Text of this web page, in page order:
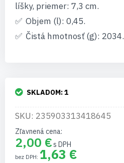
líšky, priemer: 7,3 cm.
Objem (l): 0,45.
Čistá hmotnosť (g): 2034.
SKLADOM:1
SKU: 235903313418645
Zľavnená cena
2,00 €
1,63 €